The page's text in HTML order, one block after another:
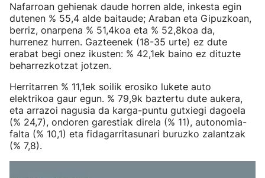
Nafarroan gehienak daude horren alde, inkesta egin
dutenen % 55,4 alde baitaude; Araban eta Gipuzkoan,
berriz, onarpena % 51,4koa eta % 52,8koa da,
hurrenez hurren. Gazteenek (18-35 urte) ez dute
erabat begi onez ikusten: % 42,1ek baino ez dituzte
beharrezkotzat jotzen.
Herritarren % 11,1ek soilik erosiko lukete auto
elektrikoa gaur egun. % 79,9k baztertu dute aukera,
eta arrazoi nagusia da karga-puntu gutxiegi dagoela
(% 24,7), ondoren garestiak direla (% 11), autonomia-
falta (% 10,1) eta fidagarritasunari buruzko zalantzak
(% 7,8).